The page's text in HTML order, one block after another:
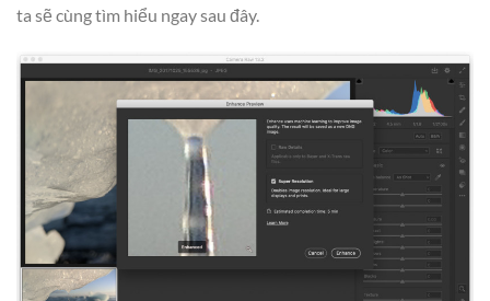
ta sẽ cùng tìm hiểu ngay sau đây.